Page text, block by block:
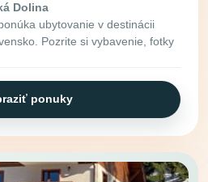
Dolina
ubytovanie v destinácii
Pozrite si vybavenie, fotky
ponuky